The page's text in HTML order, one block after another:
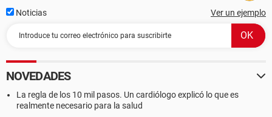
Noticias Ver un ejemplo
NOVEDADES
La regla de los 10 mil pasos. Un cardiólogo explicó lo que es
realmente necesario para la salud